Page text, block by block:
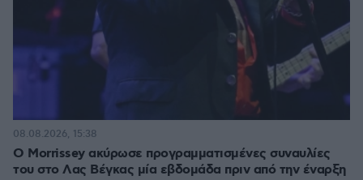
Ο Morrissey ακύρωσε προγραμματισμένες συναυλίες
του στο Λας Βέγκας μία εβδομάδα πριν από την έναρξη
08.08.2026, 15:38